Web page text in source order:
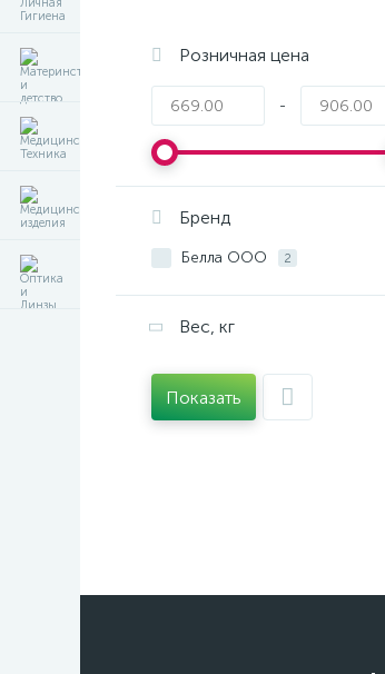
Розничная цена
-
Бренд
Белла ООО 2
Вес, кг
Показать